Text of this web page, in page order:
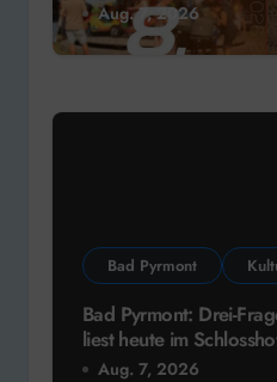
Aug. 7, 2026
Bad Pyrmont
Bad Pyrmont: Drei-
liest heute im
Aug. 7, 2026